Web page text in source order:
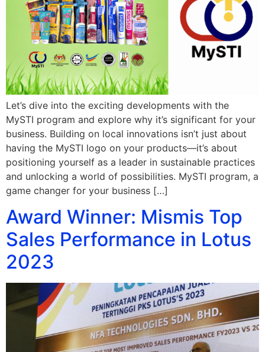
Let’s dive into the exciting developments with the
MySTI program and explore why it’s significant for your
business. Building on local innovations isn’t just about
having the MySTI logo on your products—it’s about
positioning yourself as a leader in sustainable practices
and unlocking a world of possibilities. MySTI program, a
game changer for your business […]
Award Winner: Mismis Top
Sales Performance in Lotus
2023